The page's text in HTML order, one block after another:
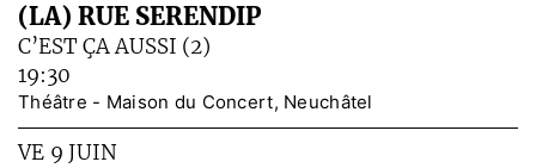
(LA) RUE SERENDIP
C’EST ÇA AUSSI (2)
19:30
Théâtre - Maison du Concert, Neuchâtel
VE 9 JUIN